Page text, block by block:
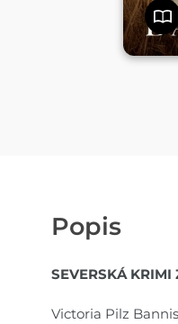
Popis
SEVERSKÁ
Victoria Pilz